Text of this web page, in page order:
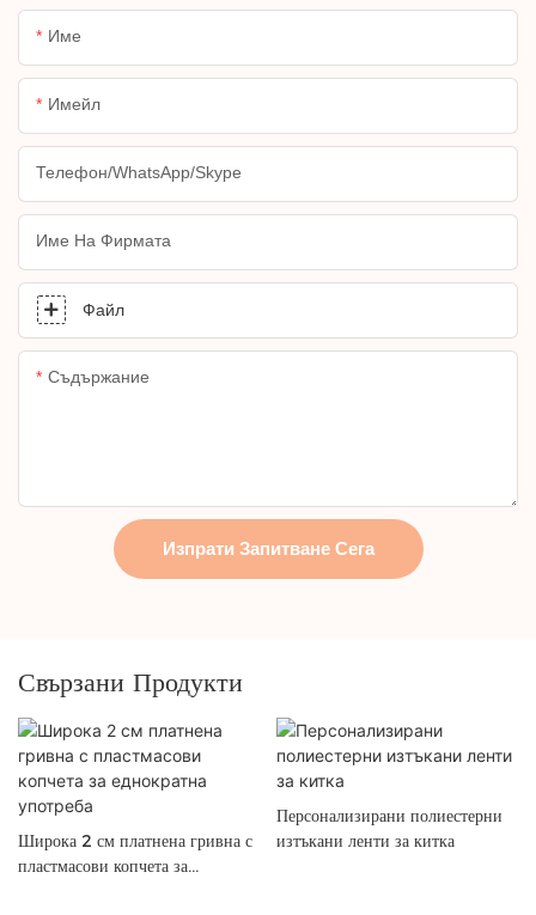
Име
Имейл
Телефон/WhatsApp/Skype
Име На Фирмата
Файл
Съдържание
Изпрати Запитване Сега
Свързани Продукти
Широка 2 см платнена гривна с
пластмасови копчета за
Персонализирани полиестерни
изтъкани ленти за китка